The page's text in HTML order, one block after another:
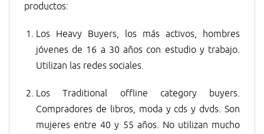
productos:
Los Heavy Buyers, los más activos, hombres
jóvenes de 16 a 30 años con estudio y trabajo.
Utilizan las redes sociales.
Los Traditional offline category buyers.
Compradores de libros, moda y cds y dvds. Son
mujeres entre 40 y 55 años. No utilizan mucho